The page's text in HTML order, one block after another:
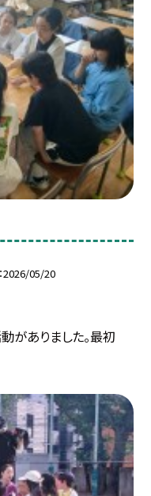
2026/05/20
がありました。最初